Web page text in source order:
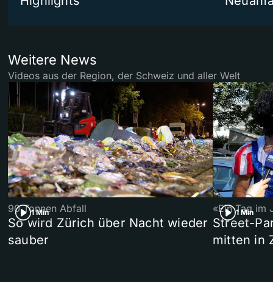
Weitere News
Videos aus der Region, der Schweiz und aller Welt
1 Min
90 Tonnen Abfall
So wird Zürich über Nacht wieder
sauber
1 Min
«Ein Tag im
Street-
mitten in